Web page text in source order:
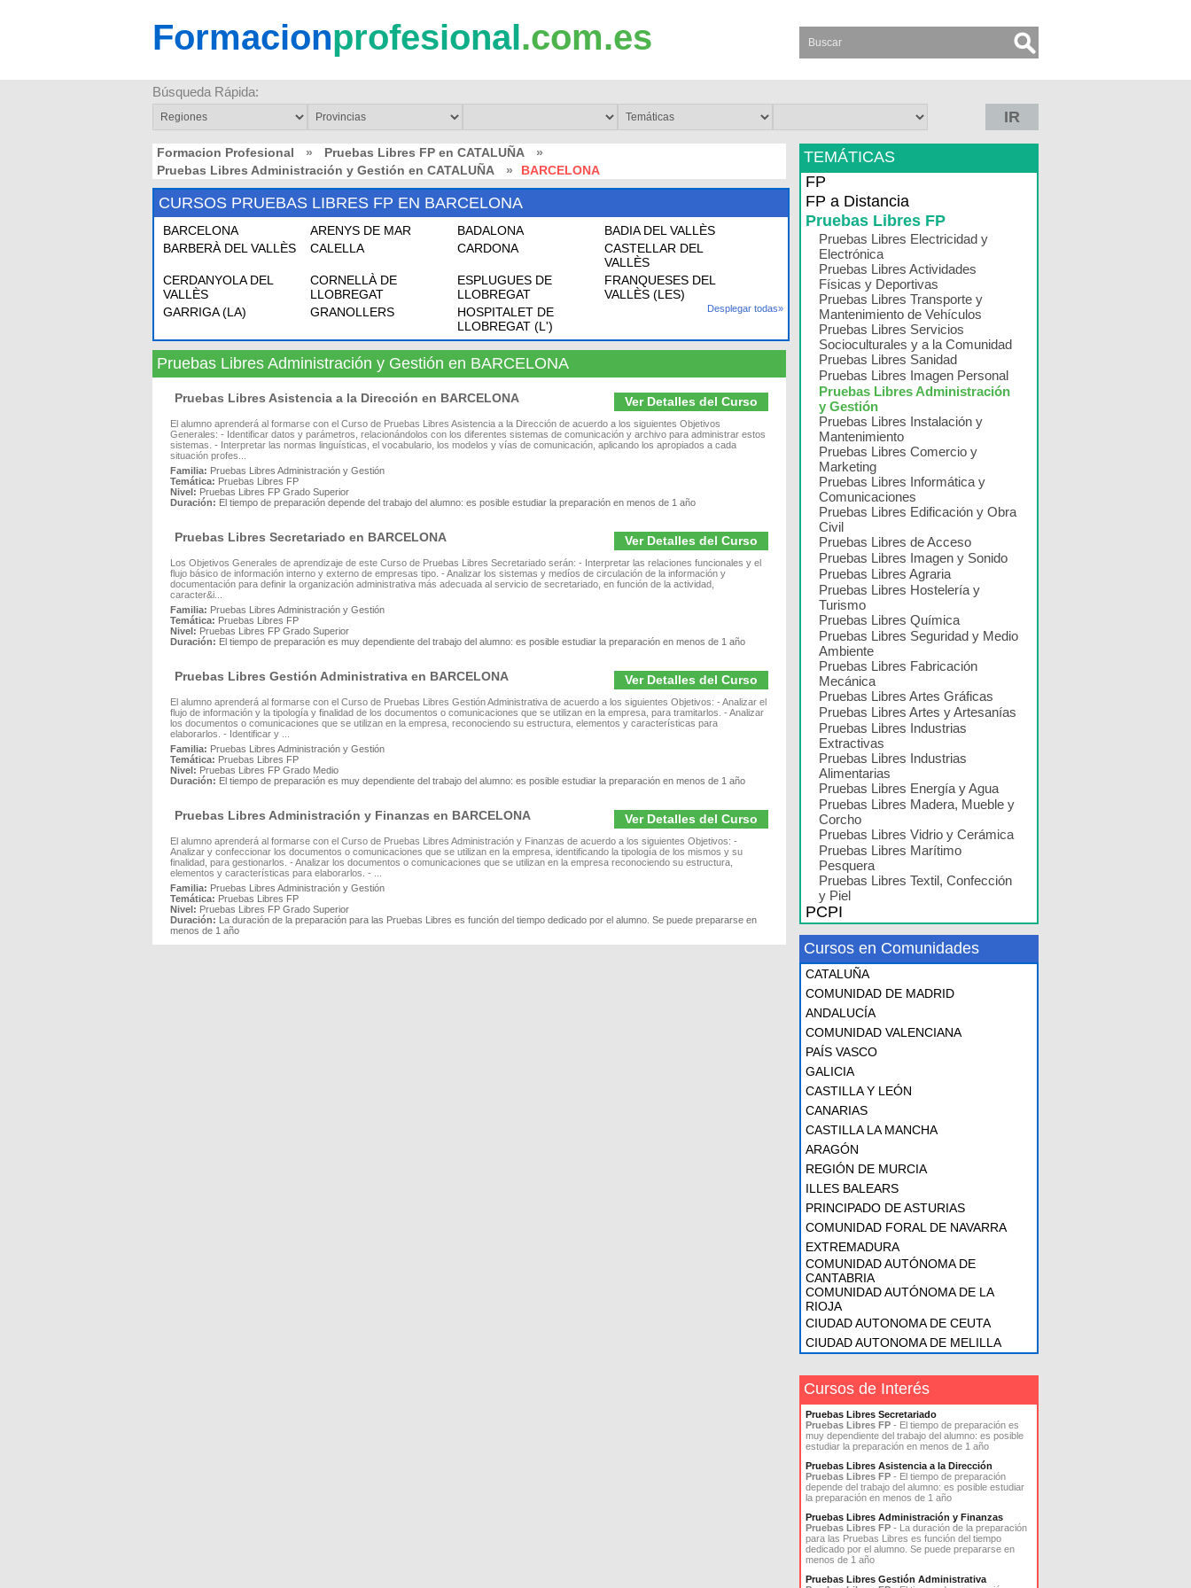
Formacionprofesional.com.es
Búsqueda Rápida:
IR
Formacion Profesional » Pruebas Libres FP en CATALUÑA
»
Pruebas Libres Administración y Gestión en CATALUÑA
» BARCELONA
CURSOS PRUEBAS LIBRES FP EN BARCELONA
BARCELONA ARENYS DE MAR BADALONA
BADIA DEL VALLÈS
BARBERÀ DEL VALLÈS
CALELLA CARDONA
CASTELLAR DEL
VALLÈS
CERDANYOLA DEL
VALLÈS
CORNELLÀ DE
LLOBREGAT
ESPLUGUES DE
LLOBREGAT
FRANQUESES DEL
VALLÈS (LES)
GARRIGA (LA)
GRANOLLERS
HOSPITALET DE
LLOBREGAT (L')
Desplegar todas»
Pruebas Libres Administración y Gestión en BARCELONA
Ver Detalles del Curso
Pruebas Libres Asistencia a la Dirección en BARCELONA
El alumno aprenderá al formarse con el Curso de Pruebas Libres Asistencia a la Dirección de acuerdo a los siguientes Objetivos
Generales: - Identificar datos y parámetros, relacionándolos con los diferentes sistemas de comunicación y archivo para administrar estos
sistemas. - Interpretar las normas linguísticas, el vocabulario, los modelos y vías de comunicación, aplicando los apropiados a cada
situación profes...
Familia: Pruebas Libres Administración y Gestión
Temática: Pruebas Libres FP
Nivel: Pruebas Libres FP Grado Superior
Duración: El tiempo de preparación depende del trabajo del alumno: es posible estudiar la preparación en menos de 1 año
Ver Detalles del Curso
Pruebas Libres Secretariado en BARCELONA
Los Objetivos Generales de aprendizaje de este Curso de Pruebas Libres Secretariado serán: - Interpretar las relaciones funcionales y el
flujo básico de información interno y externo de empresas tipo. - Analizar los sistemas y medíos de circulación de la información y
documentación para definir la organización administrativa más adecuada al servicio de secretariado, en función de la actividad,
caracter&i...
Familia: Pruebas Libres Administración y Gestión
Temática: Pruebas Libres FP
Nivel: Pruebas Libres FP Grado Superior
Duración: El tiempo de preparación es muy dependiente del trabajo del alumno: es posible estudiar la preparación en menos de 1 año
Ver Detalles del Curso
Pruebas Libres Gestión Administrativa en BARCELONA
El alumno aprenderá al formarse con el Curso de Pruebas Libres Gestión Administrativa de acuerdo a los siguientes Objetivos: - Analizar el
flujo de información y la tipología y finalidad de los documentos o comunicaciones que se utilizan en la empresa, para tramitarlos. - Analizar
los documentos o comunicaciones que se utilizan en la empresa, reconociendo su estructura, elementos y características para
elaborarlos. - Identificar y ...
Familia: Pruebas Libres Administración y Gestión
Temática: Pruebas Libres FP
Nivel: Pruebas Libres FP Grado Medio
Duración: El tiempo de preparación es muy dependiente del trabajo del alumno: es posible estudiar la preparación en menos de 1 año
Ver Detalles del Curso
Pruebas Libres Administración y Finanzas en BARCELONA
El alumno aprenderá al formarse con el Curso de Pruebas Libres Administración y Finanzas de acuerdo a los siguientes Objetivos: -
Analizar y confeccionar los documentos o comunicaciones que se utilizan en la empresa, identificando la tipología de los mismos y su
finalidad, para gestionarlos. - Analizar los documentos o comunicaciones que se utilizan en la empresa reconociendo su estructura,
elementos y características para elaborarlos. - ...
Familia: Pruebas Libres Administración y Gestión
Temática: Pruebas Libres FP
Nivel: Pruebas Libres FP Grado Superior
Duración: La duración de la preparación para las Pruebas Libres es función del tiempo dedicado por el alumno. Se puede prepararse en
menos de 1 año
TEMÁTICAS
FP
FP a Distancia
Pruebas Libres FP
Pruebas Libres Electricidad y
Electrónica
Pruebas Libres Actividades
Físicas y Deportivas
Pruebas Libres Transporte y
Mantenimiento de Vehículos
Pruebas Libres Servicios
Socioculturales y a la Comunidad
Pruebas Libres Sanidad
Pruebas Libres Imagen Personal
Pruebas Libres Administración
y Gestión
Pruebas Libres Instalación y
Mantenimiento
Pruebas Libres Comercio y
Marketing
Pruebas Libres Informática y
Comunicaciones
Pruebas Libres Edificación y Obra
Civil
Pruebas Libres de Acceso
Pruebas Libres Imagen y Sonido
Pruebas Libres Agraria
Pruebas Libres Hostelería y
Turismo
Pruebas Libres Química
Pruebas Libres Seguridad y Medio
Ambiente
Pruebas Libres Fabricación
Mecánica
Pruebas Libres Artes Gráficas
Pruebas Libres Artes y Artesanías
Pruebas Libres Industrias
Extractivas
Pruebas Libres Industrias
Alimentarias
Pruebas Libres Energía y Agua
Pruebas Libres Madera, Mueble y
Corcho
Pruebas Libres Vidrio y Cerámica
Pruebas Libres Marítimo
Pesquera
Pruebas Libres Textil, Confección
y Piel
PCPI
Cursos en Comunidades
CATALUÑA
COMUNIDAD DE MADRID
ANDALUCÍA
COMUNIDAD VALENCIANA
PAÍS VASCO
GALICIA
CASTILLA Y LEÓN
CANARIAS
CASTILLA LA MANCHA
ARAGÓN
REGIÓN DE MURCIA
ILLES BALEARS
PRINCIPADO DE ASTURIAS
COMUNIDAD FORAL DE NAVARRA
EXTREMADURA
COMUNIDAD AUTÓNOMA DE
CANTABRIA
COMUNIDAD AUTÓNOMA DE LA
RIOJA
CIUDAD AUTONOMA DE CEUTA
CIUDAD AUTONOMA DE MELILLA
Cursos de Interés
Pruebas Libres Secretariado
Pruebas Libres FP - El tiempo de preparación es
muy dependiente del trabajo del alumno: es posible
estudiar la preparación en menos de 1 año
Pruebas Libres Asistencia a la Dirección
Pruebas Libres FP - El tiempo de preparación
depende del trabajo del alumno: es posible estudiar
la preparación en menos de 1 año
Pruebas Libres Administración y Finanzas
Pruebas Libres FP - La duración de la preparación
para las Pruebas Libres es función del tiempo
dedicado por el alumno. Se puede prepararse en
menos de 1 año
Pruebas Libres Gestión Administrativa